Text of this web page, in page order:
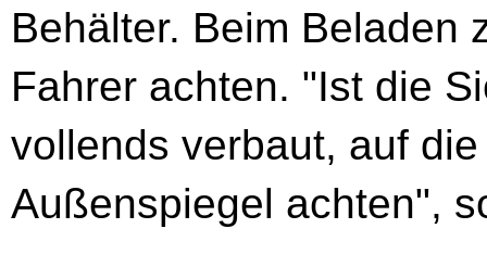
Behälter. Beim Beladen
Fahrer achten. "Ist die
vollends verbaut, auf
Außenspiegel achten",